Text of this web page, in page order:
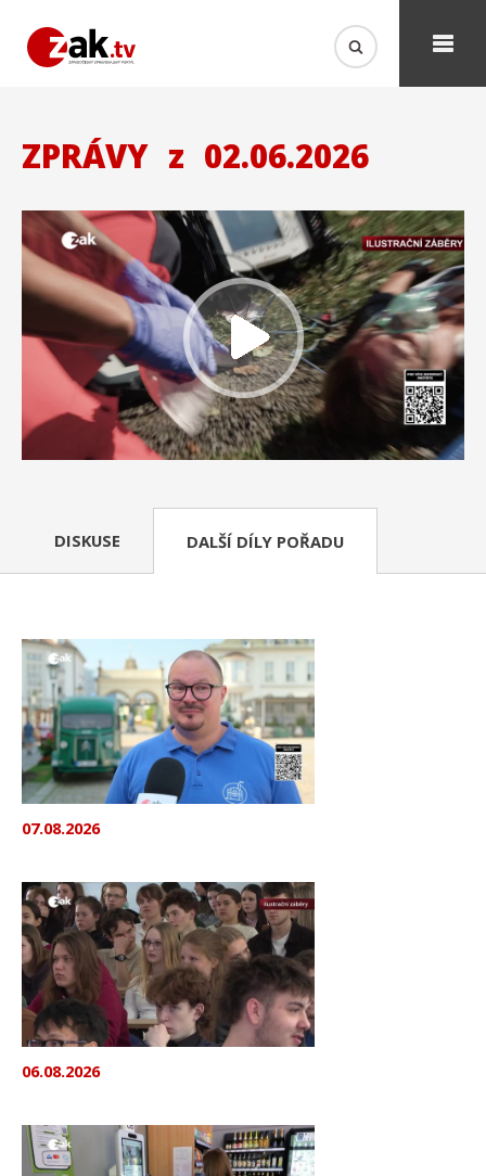
ZPRÁVY z 02.06.2026
DISKUSE DALŠÍ DÍLY POŘADU
07.08.2026
06.08.2026